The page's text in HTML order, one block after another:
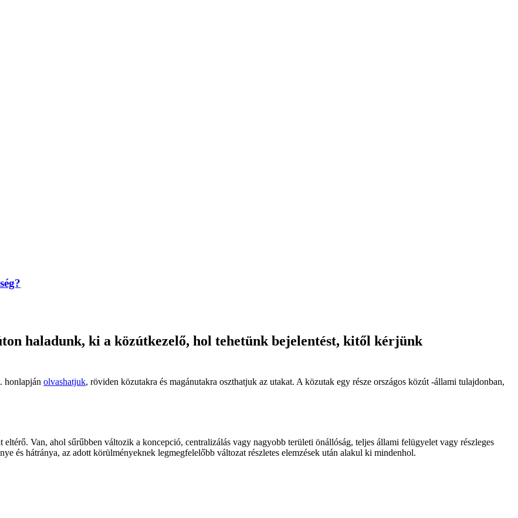
haladunk, ki a közútkezelő, hol tehetünk bejelentést, kitől kérjünk
honlapján olvashatjuk, röviden közutakra és magánutakra oszthatjuk az utakat. A közutak egy része országos közút -állami tulajdonban,
eltérő. Van, ahol sűrűbben változik a koncepció, centralizálás vagy nagyobb területi önállóság, teljes állami felügyelet vagy részleges
és hátránya, az adott körülményeknek legmegfelelőbb változat részletes elemzések után alakul ki mindenhol.